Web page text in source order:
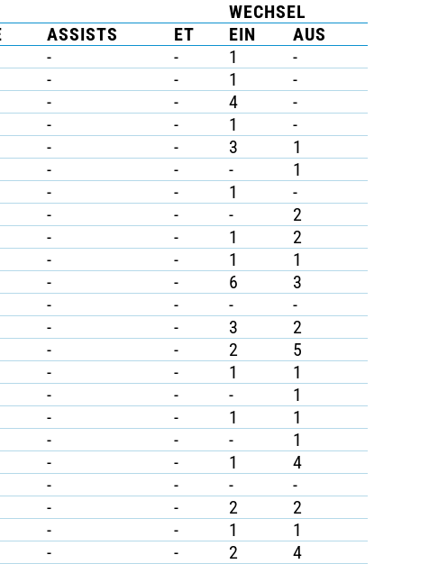
WECHSEL
ASSISTS ET EIN
AUS
- - 1
-
- - 1
-
- - 4
-
- - 1
-
- - 3
1
- - -
1
- - 1
-
- - -
2
- - 1
2
- - 1
1
- - 6
3
- - -
-
- - 3
2
- - 2
5
- - 1
1
- - -
1
- - 1
1
- - -
1
- - 1
4
- - -
-
- - 2
2
- - 1
1
- - 2 4